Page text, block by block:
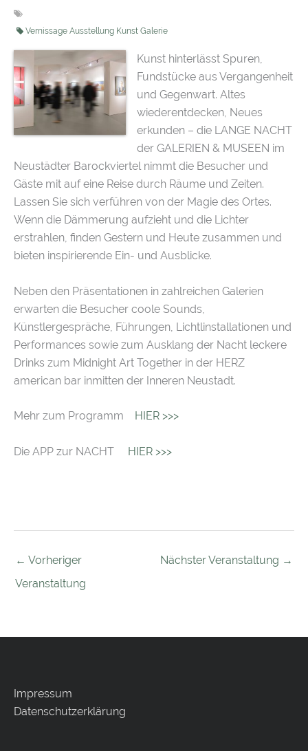
Vernissage Ausstellung Kunst Galerie
Kunst hinterlässt Spuren,
Fundstücke aus Vergangenheit
und Gegenwart. Altes
wiederentdecken, Neues
erkunden – die LANGE NACHT
der GALERIEN & MUSEEN im
Neustädter Barockviertel nimmt die Besucher und
Gäste mit auf eine Reise durch Räume und Zeiten.
Lassen Sie sich verführen von der Magie des Ortes.
Wenn die Dämmerung aufzieht und die Lichter
erstrahlen, finden Gestern und Heute zusammen und
bieten inspirierende Ein- und Ausblicke.
Neben den Präsentationen in zahlreichen Galerien
erwarten die Besucher coole Sounds,
Künstlergespräche, Führungen, Lichtlinstallationen und
Performances sowie zum Ausklang der Nacht leckere
Drinks zum Midnight Art Together in der HERZ
american bar inmitten der Inneren Neustadt.
Mehr zum Programm HIER >>>
Die APP zur NACHT HIER >>>
← Vorheriger
Veranstaltung
Nächster Veranstaltung →
Impressum
Datenschutzerklärung